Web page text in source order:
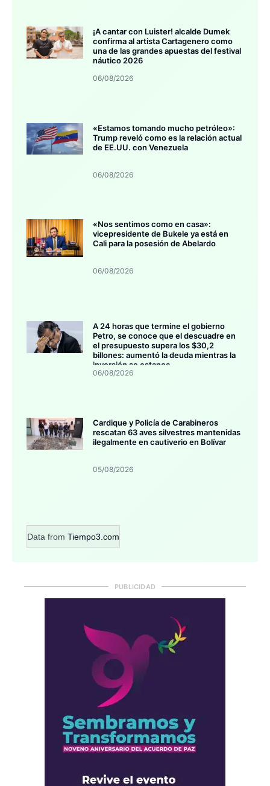
¡A cantar con Luister! alcalde Dumek
confirma al artista Cartagenero como
una de las grandes apuestas del festival
náutico 2026
06/08/2026
«Estamos tomando mucho petróleo»:
Trump reveló como es la relación actual
de EE.UU. con Venezuela
06/08/2026
«Nos sentimos como en casa»:
vicepresidente de Bukele ya está en
Cali para la posesión de Abelardo
06/08/2026
A 24 horas que termine el gobierno
Petro, se conoce que el descuadre en
el presupuesto supera los $30,2
billones: aumentó la deuda mientras la
inversión se estanca
06/08/2026
Cardique y Policía de Carabineros
rescatan 63 aves silvestres mantenidas
ilegalmente en cautiverio en Bolívar
05/08/2026
Data from Tiempo3.com
PUBLICIDAD